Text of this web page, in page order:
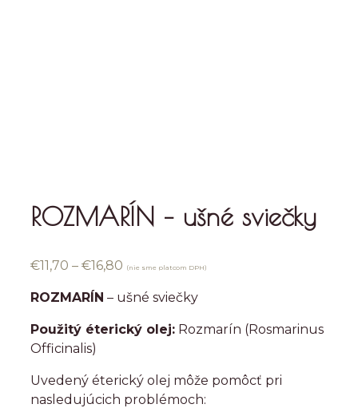
ROZMARÍN – ušné sviečky
€11,70 – €16,80 Price
€11,70
through
€16,80
(nie sme platcom DPH)
ROZMARÍN – ušné sviečky
Použitý éterický olej: Rozmarín (Rosmarinus
Officinalis)
Uvedený éterický olej môže pomôcť pri
nasledujúcich problémoch: